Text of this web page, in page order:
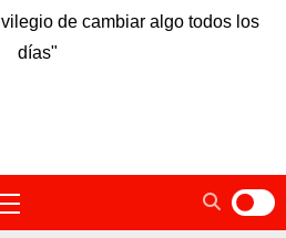
de cambiar algo todos los
días"